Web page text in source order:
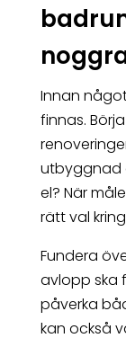
Innan
finnas.
utbyggnad
el? När
rätt val
Fundera
avlopp ska
påverka
kan också